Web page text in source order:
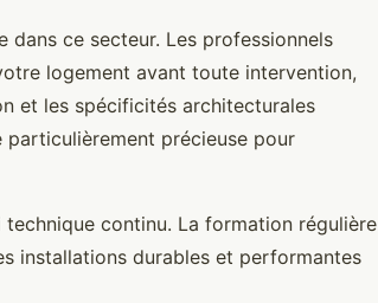
ce secteur. Les professionnels
logement avant toute intervention,
et les spécificités architecturales
particulièrement précieuse pour
continu. La formation régulière
installations durables et performantes